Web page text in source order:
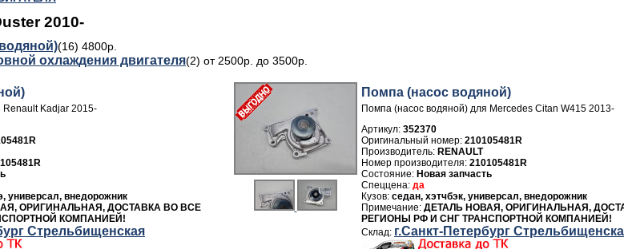
2010-
(16) 4800р.
охлаждения двигателя(2) от 2500р. до 3500р.
Kadjar 2015-
универсал, внедорожник
ОРИГИНАЛЬНАЯ, ДОСТАВКА ВО ВСЕ
КОМПАНИЕЙ!
Стрельбищенская
Помпа (насос водяной)
Помпа (насос водяной) для Mercedes Citan W415 2013-
Артикул: 352370
210105481R
Производитель: RENAULT
Номер производителя: 210105481R
Новая запчасть
да
седан, хэтчбэк, универсал, внедорожник
ДЕТАЛЬ НОВАЯ, ОРИГИНАЛЬНАЯ,
РЕГИОНЫ РФ И СНГ ТРАНСПОРТНОЙ КОМПАНИЕЙ!
г.Санкт-Петербург